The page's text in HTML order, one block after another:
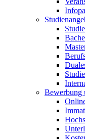
Bewerbung